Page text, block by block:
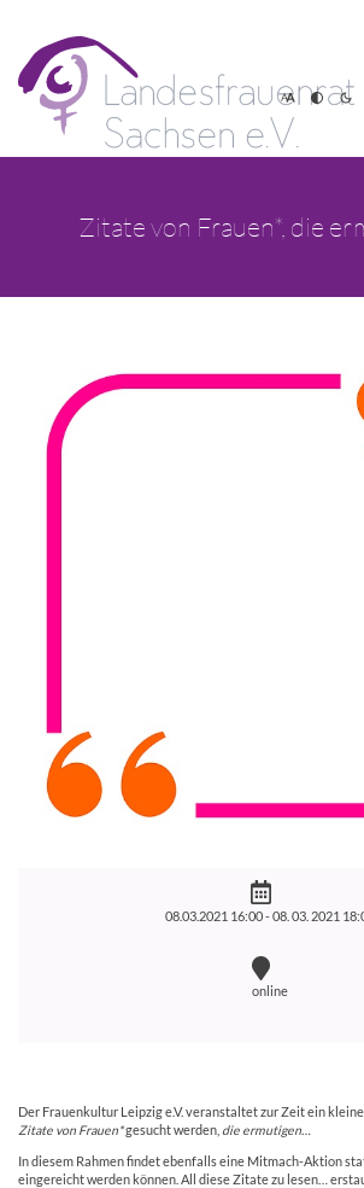
Zitate von Frauen*, die
08.03.2021 16:00 -08. 03. 2021
online
Der Frauenkultur Leipzig e.V. veranstaltet zur Zeit ein
Zitate von Frauen*gesucht werden, die ermutigen…
In diesem Rahmen findet ebenfalls eine Mitmach-Aktion
eingereicht werden können. All diese Zitate zu lesen…